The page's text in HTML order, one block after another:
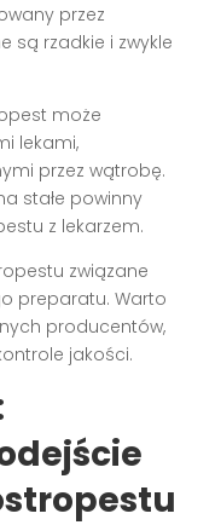
przez
są rzadkie i zwykle
może
lekami,
przez wątrobę.
stałe powinny
z lekarzem.
związane
preparatu. Warto
producentów,
jakości.